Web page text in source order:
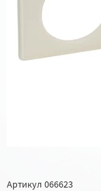
Артикул 066623